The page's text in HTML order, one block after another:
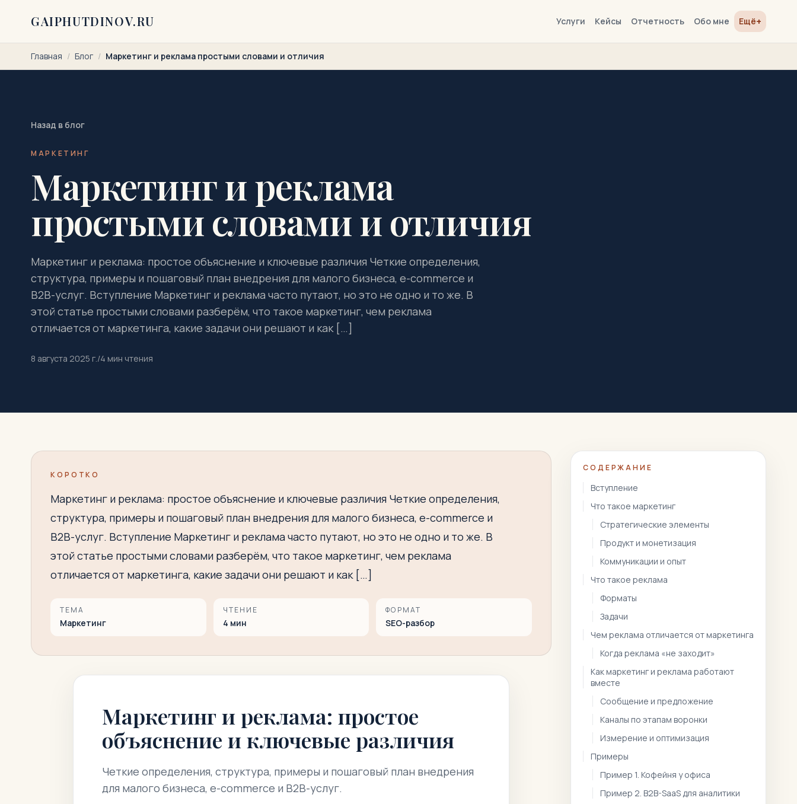
GAIPHUTDINOV.RU Услуги Кейсы Отчетность Обо мне Ещё+
Главная / Блог / Маркетинг и реклама простыми словами и отличия
Назад в блог
МАРКЕТИНГ
Маркетинг и реклама
простыми словами и отличия
Маркетинг и реклама: простое объяснение и ключевые различия Четкие определения,
структура, примеры и пошаговый план внедрения для малого бизнеса, e-commerce и
B2B-услуг. Вступление Маркетинг и реклама часто путают, но это не одно и то же. В
этой статье простыми словами разберём, что такое маркетинг, чем реклама
отличается от маркетинга, какие задачи они решают и как […]
8 августа 2025 г./4 мин чтения
КОРОТКО
Маркетинг и реклама: простое объяснение и ключевые различия Четкие определения,
структура, примеры и пошаговый план внедрения для малого бизнеса, e-commerce и
B2B-услуг. Вступление Маркетинг и реклама часто путают, но это не одно и то же. В
этой статье простыми словами разберём, что такое маркетинг, чем реклама
отличается от маркетинга, какие задачи они решают и как […]
ТЕМА
Маркетинг
ЧТЕНИЕ
4 мин
ФОРМАТ
SEO-разбор
Маркетинг и реклама: простое
объяснение и ключевые различия
Четкие определения, структура, примеры и пошаговый план внедрения
для малого бизнеса, e-commerce и B2B-услуг.
СОДЕРЖАНИЕ
Вступление
Что такое маркетинг
Стратегические элементы
Продукт и монетизация
Коммуникации и опыт
Что такое реклама
Форматы
Задачи
Чем реклама отличается от маркетинга
Когда реклама «не заходит»
Как маркетинг и реклама работают
вместе
Сообщение и предложение
Каналы по этапам воронки
Измерение и оптимизация
Примеры
Пример 1. Кофейня у офиса
Пример 2. B2B-SaaS для аналитики